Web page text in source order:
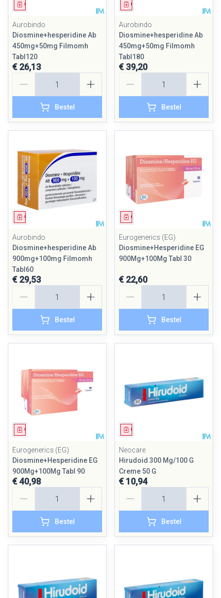
Geneesmiddel
Aurobindo
Diosmine+hesperidine Ab
450mg+50mg Filmomh
Tabl120
€ 26,13
Bestel
Geneesmiddel
Aurobindo
Diosmine+hesperidine Ab
450mg+50mg Filmomh
Tabl180
€ 39,20
Bestel
Geneesmiddel
Aurobindo
Diosmine+hesperidine Ab
900mg+100mg Filmomh
Tabl60
€ 29,53
Bestel
Geneesmiddel
Eurogenerics (EG)
Diosmine+Hesperidine EG
900Mg+100Mg Tabl 30
€ 22,60
Bestel
Geneesmiddel
Eurogenerics (EG)
Diosmine+Hesperidine EG
900Mg+100Mg Tabl 90
€ 40,98
Bestel
Geneesmiddel
Neocare
Hirudoid 300 Mg/100 G
Creme 50 G
€ 10,94
Bestel